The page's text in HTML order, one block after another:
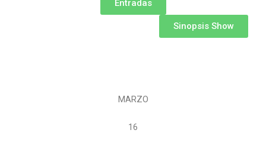
Entradas
Sinopsis Show
MARZO
16